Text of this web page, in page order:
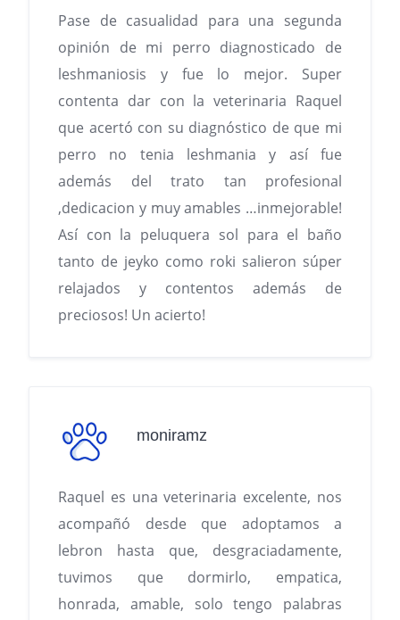
Pase de casualidad para una segunda
opinión de mi perro diagnosticado de
leshmaniosis y fue lo mejor. Super
contenta dar con la veterinaria Raquel
que acertó con su diagnóstico de que mi
perro no tenia leshmania y así fue
además del trato tan profesional
,dedicacion y muy amables …inmejorable!
Así con la peluquera sol para el baño
tanto de jeyko como roki salieron súper
relajados y contentos además de
preciosos! Un acierto!
moniramz
Raquel es una veterinaria excelente, nos
acompañó desde que adoptamos a
lebron hasta que, desgraciadamente,
tuvimos que dormirlo, empatica,
honrada, amable, solo tengo palabras